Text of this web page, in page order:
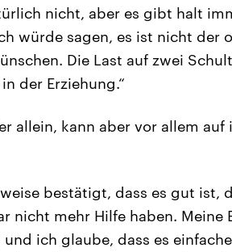
nicht, aber es gibt halt
würde sagen, es ist nicht der
Die Last auf zwei
der Erziehung.“
allein, kann aber vor allem auf
bestätigt, dass es gut ist,
nicht mehr Hilfe haben. Meine
und ich glaube, dass es